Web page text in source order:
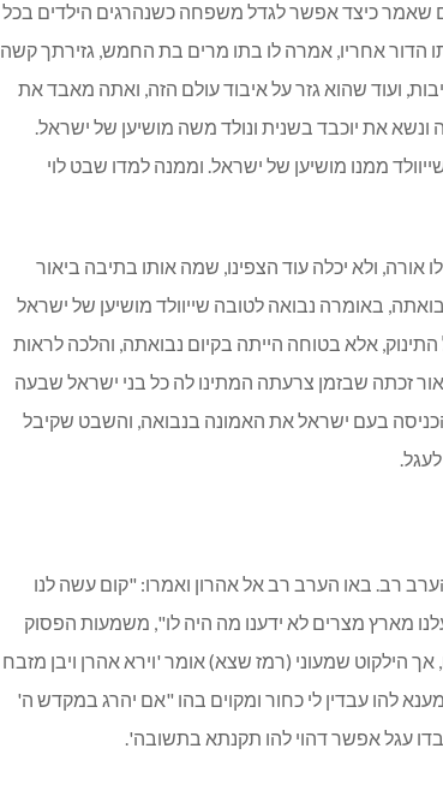
שאמר כיצד אפשר לגדל משפחה כשנהרגים הילדים בכל
הדור אחריו, אמרה לו בתו מרים בת החמש, גזירתך קשה
ועוד שהוא גזר על איבוד עולם הזה, ואתה מאבד את
ונשא את יוכבד בשנית ונולד משה מושיען של ישראל.
ממנו מושיען של ישראל. וממנה למדו שבט לוי
אורה, ולא יכלה עוד הצפינו, שמה אותו בתיבה ביאור
באומרה נבואה לטובה שייוולד מושיען של ישראל
אלא בטוחה הייתה בקיום נבואתה, והלכה לראות
זכתה שבזמן צרעתה המתינו לה כל בני ישראל שבעה
בעם ישראל את האמונה בנבואה, והשבט שקיבל
רב. באו הערב רב אל אהרון ואמרו: "קום עשה לנו
מארץ מצרים לא ידענו מה היה לו", משמעות הפסוק
הילקוט שמעוני (רמז שצא) אומר 'וירא אהרן ויבן מזבח
להו עבדין לי כחור ומקוים בהו "אם יהרג במקדש ה'
עגל אפשר דהוי להו תקנתא בתשובה'.